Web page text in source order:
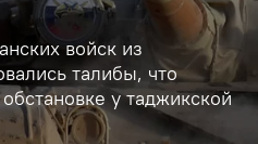
войск из
талибы, что
у таджикской